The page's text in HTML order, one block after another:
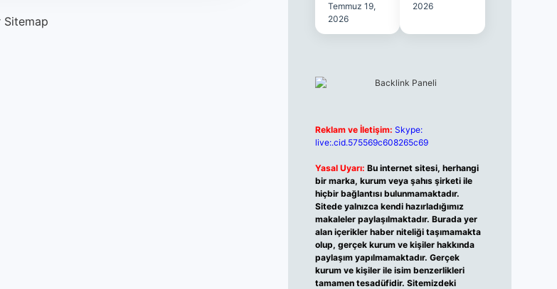
Sitemap
Temmuz 19,
2026
2026
Reklam ve İletişim: Skype:
live:.cid.575569c608265c69
Yasal Uyarı: Bu internet sitesi, herhangi
bir marka, kurum veya şahıs şirketi ile
hiçbir bağlantısı bulunmamaktadır.
Sitede yalnızca kendi hazırladığımız
makaleler paylaşılmaktadır. Burada yer
alan içerikler haber niteliği taşımamakta
olup, gerçek kurum ve kişiler hakkında
paylaşım yapılmamaktadır. Gerçek
kurum ve kişiler ile isim benzerlikleri
tamamen tesadüfidir. Sitemizdeki